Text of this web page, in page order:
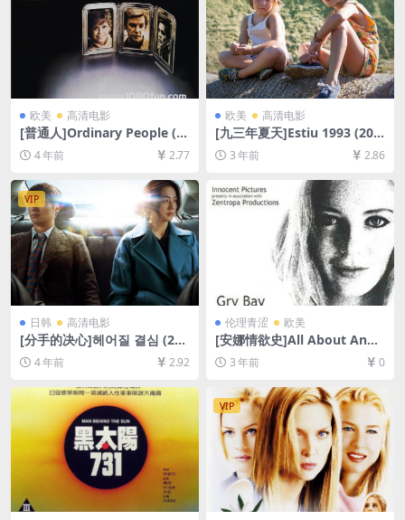
欧美 高清电影
[普通人]Ordinary People (1
980)[百度网盘+迅雷云盘资源
1080P超清未删减][MP4/8G
B][中文字幕]
4 年前 2.77
欧美 高清电影
[九三年夏天]Estiu 1993 (201
7)[百度网盘+夸克网盘1080P
超清未删减资源][网盘在线播
放/下载][MP4/6.4GB][中文字
幕]
3 年前 2.86
VIP
日韩 高清电影
[分手的决心]헤어질 결심 (202
2)[百度网盘+迅雷云盘资源10
80P超清未删减][MP4/8GB]
4 年前 2.92
伦理青涩 欧美
[安娜情欲史]All About Anna
(2005)[百度网盘+迅雷云盘10
80P超清未删减资源][网盘下
【手机/平板无法在线播放，请
使用电脑下载防和谐压缩包
（含解压密码）】
3 年前 0
VIP